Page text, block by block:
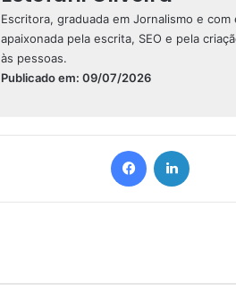
Escritora, graduada em Jornalismo e
apaixonada pela escrita, SEO e pela
às pessoas.
Publicado em: 09/07/2026
Facebook